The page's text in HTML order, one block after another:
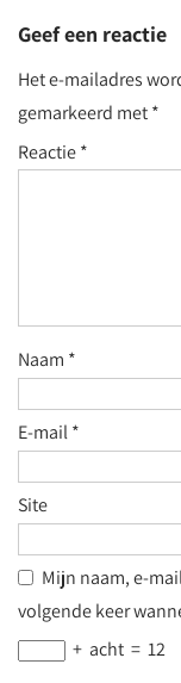
Geef een reactie
Het e-mailadres
gemarkeerd met*
Reactie*
Naam *
E-mail*
Site
Mijn naam, e-
volgende keer
+ acht = 12